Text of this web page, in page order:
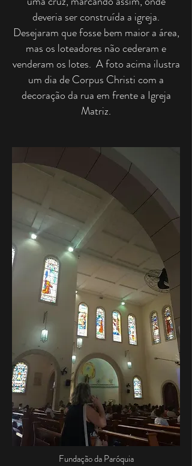
deveria ser construída a igreja.
Desejaram que fosse bem maior a área,
mas os loteadores não cederam e
venderam os lotes. A foto acima ilustra
um dia de Corpus Christi com a
decoração da rua em frente a Igreja
Matriz.
Fundação da Paróquia